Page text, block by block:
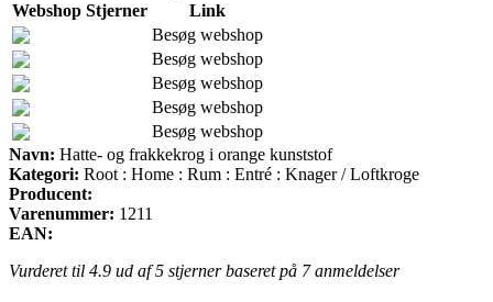
Webshop Stjerner
Link
Besøg webshop
Besøg webshop
Besøg webshop
Besøg webshop
Besøg webshop
Navn: Hatte- og frakkekrog i orange kunststof
Kategori: Root : Home : Rum : Entré : Knager / Loftkroge
Producent:
Varenummer: 1211
EAN:
Vurderet til 4.9 ud af 5 stjerner baseret på 7anmeldelser